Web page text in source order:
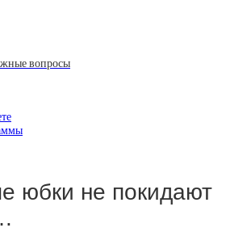
вопросы
юбки не покидают